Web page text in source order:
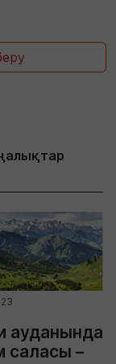
ауданында
саласы –